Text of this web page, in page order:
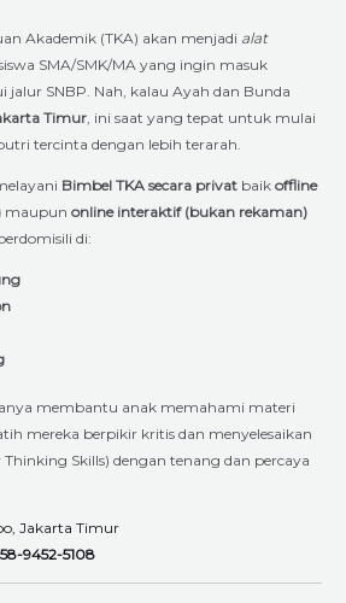
Akademik (TKA) akan menjadi alat
SMA/SMK/MA yang ingin masuk
SNBP. Nah, kalau Ayah dan Bunda
Timur , ini saat yang tepat untuk mulai
tercinta dengan lebih terarah.
Bimbel TKA secara privat baik offline
maupun online interaktif (bukan rekaman)
di:
membantu anak memahami materi
mereka berpikir kritis dan menyelesaikan
Thinking Skills) dengan tenang dan percaya
Jakarta Timur
9452-5108